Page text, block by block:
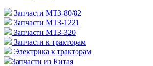
Запчасти МТЗ-80/82
Запчасти МТЗ-1221
Запчасти МТЗ-320
Запчасти к тракторам
Электрика к тракторам
Запчасти из Китая